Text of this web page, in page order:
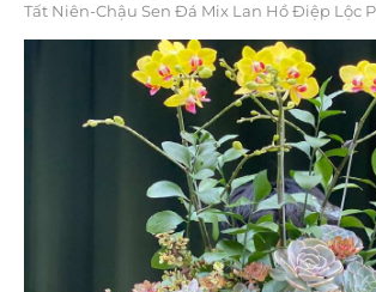
Tất Niên-Chậu Sen Đá Mix Lan Hồ Điệp Lộc